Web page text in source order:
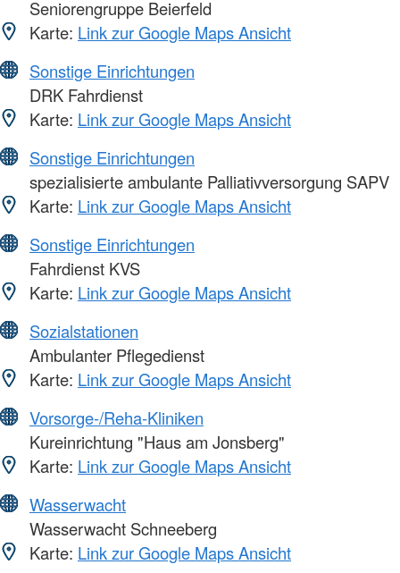
Seniorengruppe Beierfeld
Karte: Link zur Google Maps Ansicht
Sonstige Einrichtungen
DRK Fahrdienst
Karte: Link zur Google Maps Ansicht
Sonstige Einrichtungen
spezialisierte ambulante Palliativversorgung SAPV
Karte: Link zur Google Maps Ansicht
Sonstige Einrichtungen
Fahrdienst KVS
Karte: Link zur Google Maps Ansicht
Sozialstationen
Ambulanter Pflegedienst
Karte: Link zur Google Maps Ansicht
Vorsorge-/Reha-Kliniken
Kureinrichtung "Haus am Jonsberg"
Karte: Link zur Google Maps Ansicht
Wasserwacht
Wasserwacht Schneeberg
Karte: Link zur Google Maps Ansicht